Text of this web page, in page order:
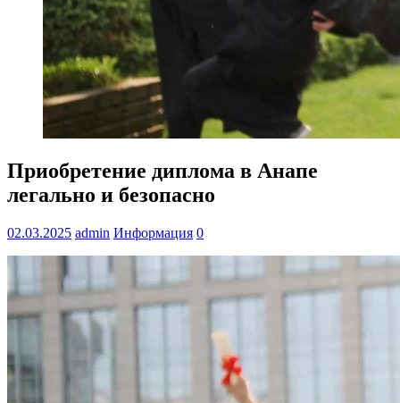
Приобретение диплома в Анапе
легально и безопасно
02.03.2025 admin Информация 0